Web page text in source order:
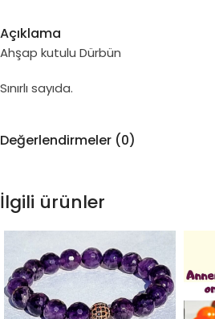
Açıklama
Ahşap kutulu Dürbün
Sınırlı sayıda.
Değerlendirmeler (0)
İlgili ürünler